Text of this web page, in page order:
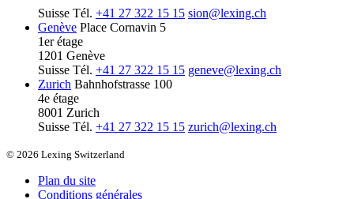
Suisse Tél. +41 27 322 15 15 sion@lexing.ch
Genève Place Cornavin 5
1er étage
1201 Genève
Suisse Tél. +41 27 322 15 15 geneve@lexing.ch
Zurich Bahnhofstrasse 100
4e étage
8001 Zurich
Suisse Tél. +41 27 322 15 15 zurich@lexing.ch
© 2026 Lexing Switzerland
Plan du site
Conditions générales